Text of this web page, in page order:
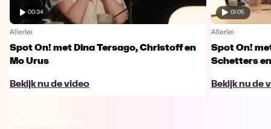
00:34
Allerlei
Spot On! met Dina Tersago, Christoff en
Mo Urus
Bekijk nu de video
01:05
Allerlei
Spot On!
Schetters
Bekijk nu de